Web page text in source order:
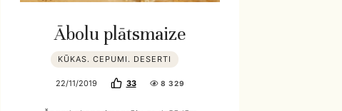
Ābolu plātsmaize
KŪKAS. CEPUMI. DESERTI
22/11/2019 33 8 329